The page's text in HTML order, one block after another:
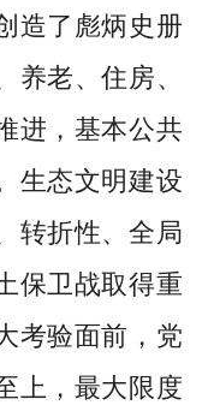
造了彪炳史册
养老、住房、
进，基本公共
生态文明建设
转折性、全局
保卫战取得重
考验面前，党
上，最大限度